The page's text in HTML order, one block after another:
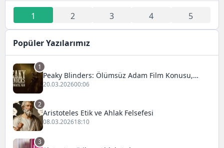
1 2 3 4 5
Popüler Yazılarımız
1
Peaky Blinders: Ölümsüz Adam Film Konusu,
Oyuncuları ve İnceleme
20.03.202600:06
2
Aristoteles Etik ve Ahlak Felsefesi
08.03.202618:10
3